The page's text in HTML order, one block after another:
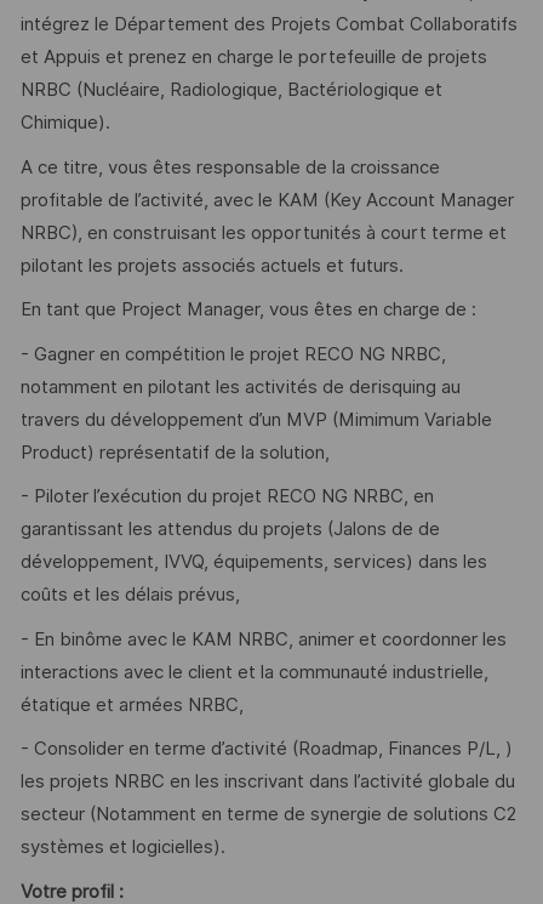
intégrez le Département des Projets Combat Collaboratifs
et Appuis et prenez en charge le portefeuille de projets
NRBC (Nucléaire, Radiologique, Bactériologique et
Chimique).
A ce titre, vous êtes responsable de la croissance
profitable de l’activité, avec le KAM (Key Account Manager
NRBC), en construisant les opportunités à court terme et
pilotant les projets associés actuels et futurs.
En tant que Project Manager, vous êtes en charge de :
- Gagner en compétition le projet RECO NG NRBC,
notamment en pilotant les activités de derisquing au
travers du développement d’un MVP (Mimimum Variable
Product) représentatif de la solution,
- Piloter l’exécution du projet RECO NG NRBC, en
garantissant les attendus du projets (Jalons de de
développement, IVVQ, équipements, services) dans les
coûts et les délais prévus,
- En binôme avec le KAM NRBC, animer et coordonner les
interactions avec le client et la communauté industrielle,
étatique et armées NRBC,
- Consolider en terme d’activité (Roadmap, Finances P/L, )
les projets NRBC en les inscrivant dans l’activité globale du
secteur (Notamment en terme de synergie de solutions C2
systèmes et logicielles).
Votre profil :